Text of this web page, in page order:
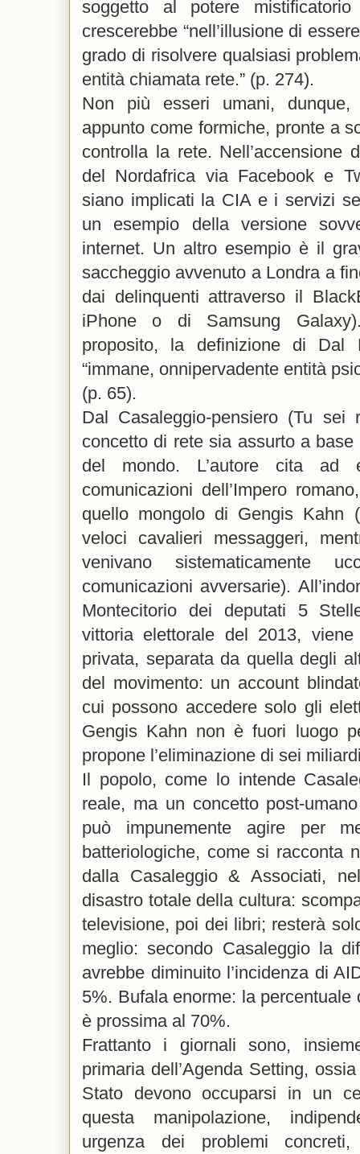
soggetto al potere
crescerebbe “nell’illusione di
grado di risolvere qualsiasi
entità chiamata rete.” (p. 274).
Non più esseri umani, dunque,
appunto come formiche, pronte a
controlla la rete. Nell’accensione
del Nordafrica via Facebook e
siano implicati la CIA e i servizi
un esempio della versione
internet. Un altro esempio è il
saccheggio avvenuto a Londra a
dai delinquenti attraverso il
iPhone o di Samsung
proposito, la definizione di Dal
“immane, onnipervadente entità
(p. 65).
Dal Casaleggio-pensiero (Tu
concetto di rete sia assurto a
del mondo. L’autore cita ad
comunicazioni dell’Impero
quello mongolo di Gengis Kahn
veloci cavalieri messaggeri,
venivano sistematicamente
comunicazioni avversarie).
Montecitorio dei deputati 5
vittoria elettorale del 2013,
privata, separata da quella degli
del movimento: un account
cui possono accedere solo gli
Gengis Kahn non è fuori luogo
propone l’eliminazione di sei
Il popolo, come lo intende
reale, ma un concetto post-
può impunemente agire per
batteriologiche, come si racconta
dalla Casaleggio & Associati,
disastro totale della cultura:
televisione, poi dei libri; resterà
meglio: secondo Casaleggio la
avrebbe diminuito l’incidenza di
5%. Bufala enorme: la
è prossima al 70%.
Frattanto i giornali sono,
primaria dell’Agenda Setting,
Stato devono occuparsi in un
questa manipolazione,
urgenza dei problemi